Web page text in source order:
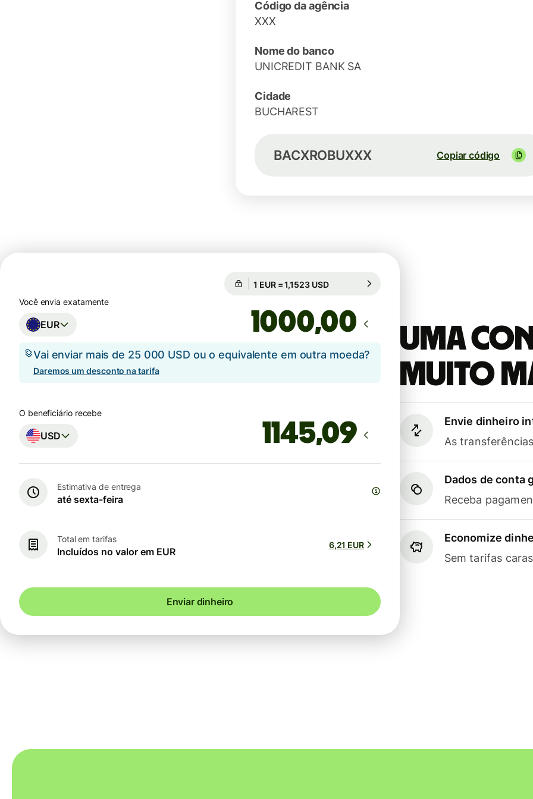
Código da agência
XXX
Nome do banco
UNICREDIT BANK SA
Cidade
BUCHAREST
BACXROBUXXX Copiar código
Uma
muito
Envie dinheiro
As
Dados de conta
Receba
Economize
Sem tarifas
Câmbio garantido por 92h
Você envia exatamente
EUR ,00
Vai enviar mais de 25 000 USD ou o equivalente em outra moeda?
Daremos um desconto na tarifa
O beneficiário recebe
USD
Estimativa de entrega
até sexta-feira
Total em tarifas
Incluídos no valor em EUR
6,21 EUR
Enviar dinheiro